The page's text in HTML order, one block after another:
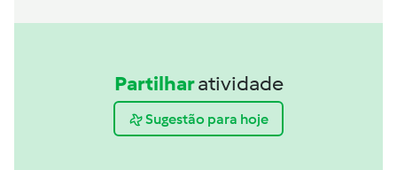
Partilharatividade
Sugestão para hoje